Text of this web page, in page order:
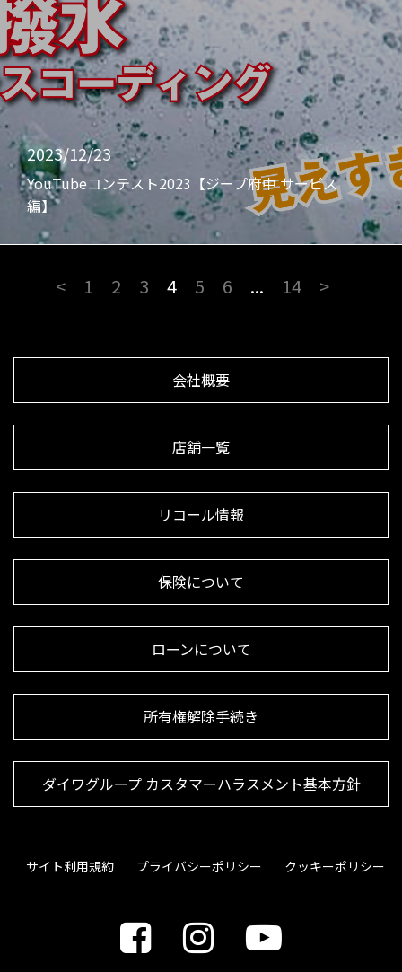
2023/12/23
YouTubeコンテスト2023【ジープ府中 サービス
編】
< 1 2 3 4 5 6 ... 14 >
会社概要
店舗一覧
リコール情報
保険について
ローンについて
所有権解除手続き
ダイワグループ カスタマーハラスメント基本方針
サイト利用規約 プライバシーポリシー クッキーポリシー